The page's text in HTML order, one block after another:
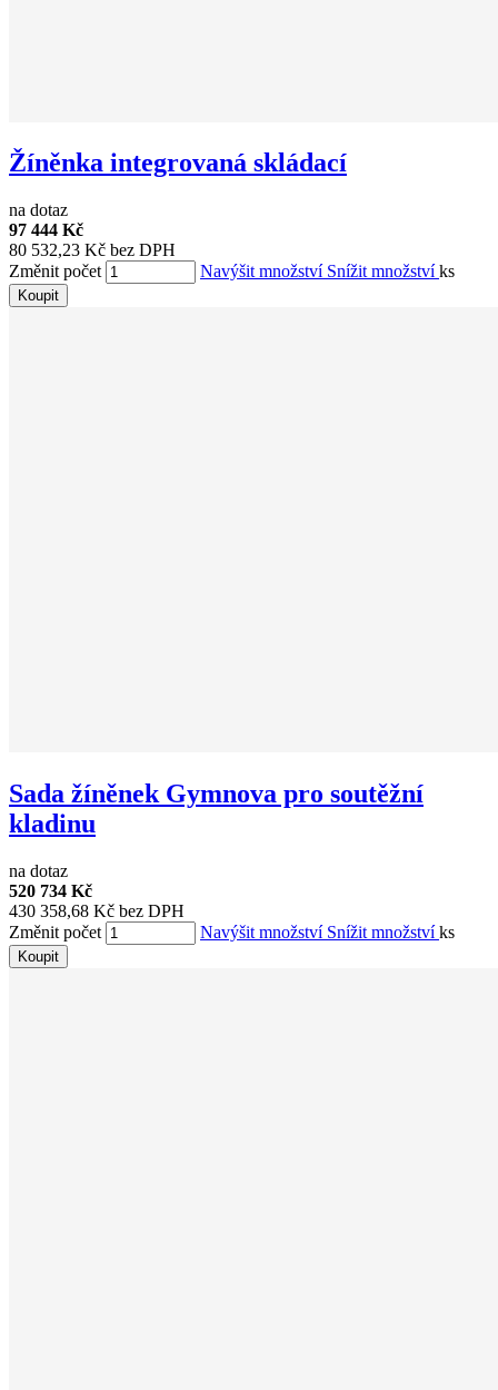
Žíněnka integrovaná skládací
na dotaz
97 444 Kč
80 532,23 Kč bez DPH
Změnit počet
Navýšit množství Snížit množstvíks
Koupit
Sada žíněnek Gymnova pro soutěžní
kladinu
na dotaz
520 734 Kč
430 358,68 Kč bez DPH
Změnit počet
Navýšit množství Snížit množstvíks
Koupit